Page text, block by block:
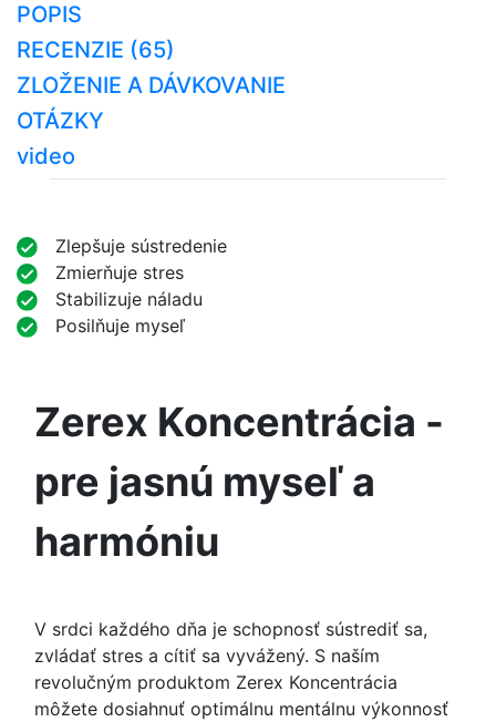
POPIS
RECENZIE (65)
ZLOŽENIE A DÁVKOVANIE
OTÁZKY
video
Zlepšuje sústredenie
Zmierňuje stres
Stabilizuje náladu
Posilňuje myseľ
Zerex Koncentrácia -
pre jasnú myseľ a
harmóniu
V srdci každého dňa je schopnosť sústrediť sa,
zvládať stres a cítiť sa vyvážený. S naším
revolučným produktom Zerex Koncentrácia
môžete dosiahnuť optimálnu mentálnu výkonnosť